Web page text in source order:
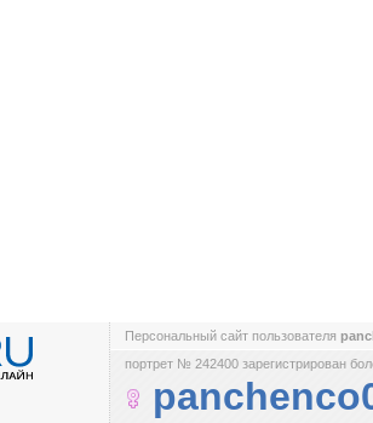
Персональный сайт пользователя
портрет № 242400 зарегистрирован